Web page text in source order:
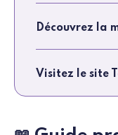
Découvrez la
Visitez le site